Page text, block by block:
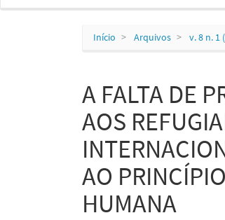
Início Arquivos v. 8 n. 1
A FALTA DE
AOS
AO
HUMANA